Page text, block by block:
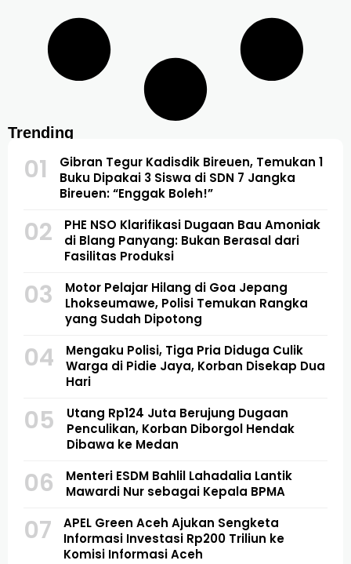
Trending
01
Gibran Tegur Kadisdik Bireuen, Temukan 1
Buku Dipakai 3 Siswa di SDN 7 Jangka
Bireuen: “Enggak Boleh!”
02
PHE NSO Klarifikasi Dugaan Bau Amoniak
di Blang Panyang: Bukan Berasal dari
Fasilitas Produksi
03
Motor Pelajar Hilang di Goa Jepang
Lhokseumawe, Polisi Temukan Rangka
yang Sudah Dipotong
04
Mengaku Polisi, Tiga Pria Diduga Culik
Warga di Pidie Jaya, Korban Disekap Dua
Hari
05
Utang Rp124 Juta Berujung Dugaan
Penculikan, Korban Diborgol Hendak
Dibawa ke Medan
06
Menteri ESDM Bahlil Lahadalia Lantik
Mawardi Nur sebagai Kepala BPMA
07
APEL Green Aceh Ajukan Sengketa
Informasi Investasi Rp200 Triliun ke
Komisi Informasi Aceh